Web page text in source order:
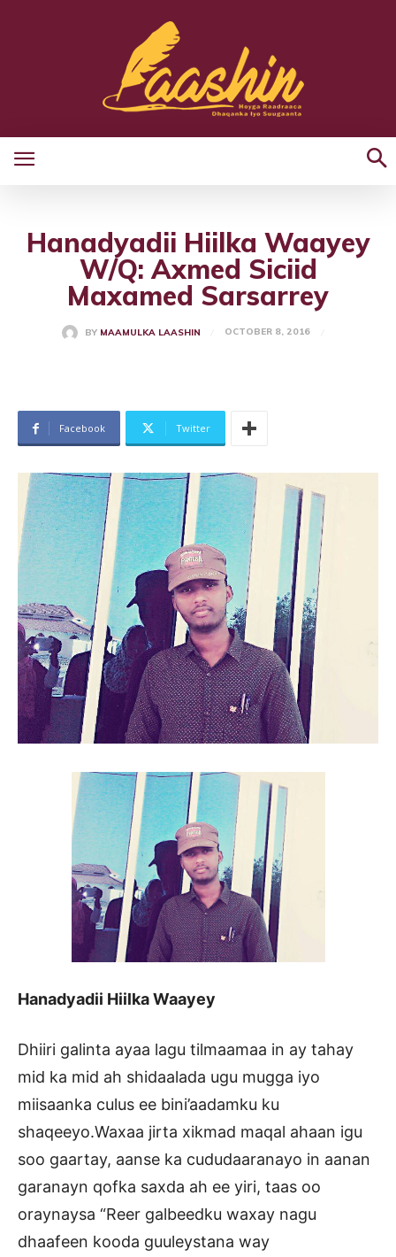
Hanadyadii Hiilka Waayey
W/Q: Axmed Siciid
Maxamed Sarsarrey
BY MAAMULKA LAASHIN OCTOBER 8, 2016
Facebook Twitter
Hanadyadii Hiilka Waayey
Dhiiri galinta ayaa lagu tilmaamaa in ay tahay
mid ka mid ah shidaalada ugu mugga iyo
miisaanka culus ee bini’aadamku ku
shaqeeyo.Waxaa jirta xikmad maqal ahaan igu
soo gaartay, aanse ka cududaaranayo in aanan
garanayn qofka saxda ah ee yiri, taas oo
oraynaysa “Reer galbeedku waxay nagu
dhaafeen kooda guuleystana way